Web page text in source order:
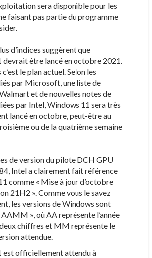
sera disponible pour les
faisant pas partie du programme
d’indices suggèrent que
devrait être lancé en octobre 2021.
le plan actuel. Selon les
par Microsoft, une liste de
et de nouvelles notes de
par Intel, Windows 11 sera très
lancé en octobre, peut-être au
ou de la quatrième semaine
de version du pilote DCH GPU
Intel a clairement fait référence
comme « Mise à jour d’octobre
21H2 ». Comme vous le savez
les versions de Windows sont
», où AA représente l’année
chiffres et MM représente le
attendue.
est officiellement attendu à